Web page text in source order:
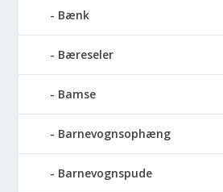
Bænk
Bæreseler
Bamse
Barnevognsophæng
Barnevognspude